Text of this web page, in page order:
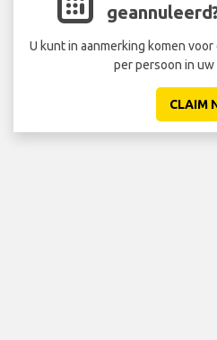
U kunt in aanmerking komen
per persoon in
CLAIM